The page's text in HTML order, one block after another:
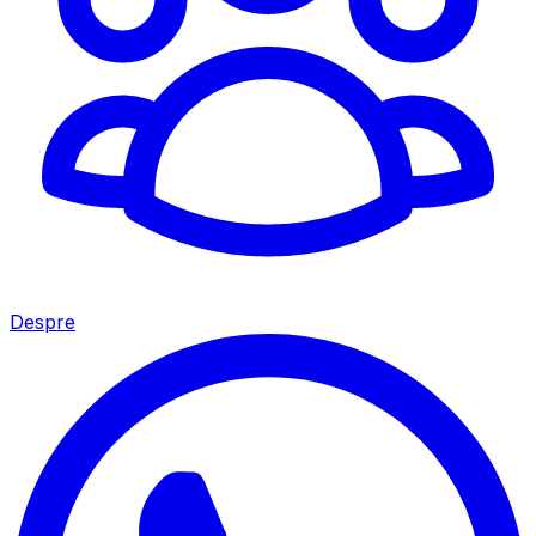
Despre